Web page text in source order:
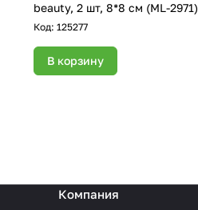
beauty, 2 шт, 8*8 см (ML-2971)
Код: 125277
В корзину
Компания